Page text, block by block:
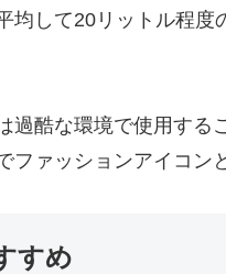
して20リットル程
酷な環境で使用す
ァッションアイコン
すめ